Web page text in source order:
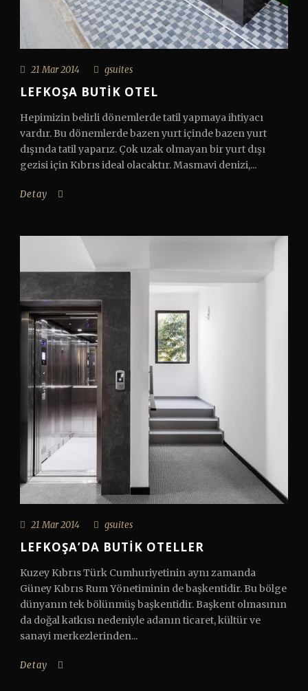
21 Mar 2014 gsuites
LEFKOŞA BUTIK OTEL
Hepimizin belirli dönemlerde tatil yapmaya ihtiyacı
vardır. Bu dönemlerde bazen yurt içinde bazen yurt
dışında tatil yaparız. Çok uzak olmayan bir yurt dışı
gezisi için Kıbrıs ideal olacaktır. Masmavi denizi,...
Detay
21 Mar 2014 gsuites
LEFKOŞA’DA BUTIK OTELLER
Kuzey Kıbrıs Türk Cumhuriyetinin aynı zamanda
Güney Kıbrıs Rum Yönetiminin de başkentidir. Bu bölge
dünyanın tek bölünmüş başkentidir. Başkent olmasının
da doğal katkısı nedeniyle adanın ticaret, kültür ve
sanayi merkezlerinden...
Detay